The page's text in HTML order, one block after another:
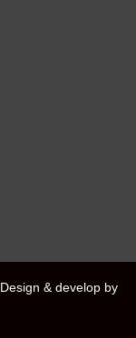
Design & develop by